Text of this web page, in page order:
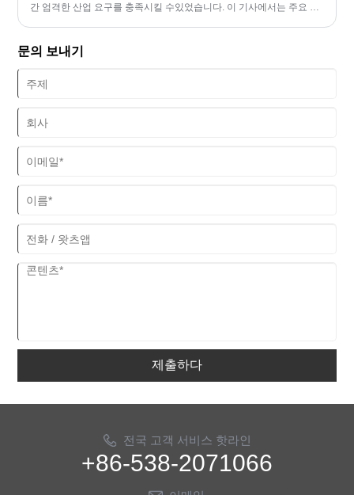
간 엄격한 산업 요구를 충족시킬 수있었습니다. 이 기사에서는 주요 고
문의 보내기
제출하다
전국 고객 서비스 핫라인
+86-538-2071066